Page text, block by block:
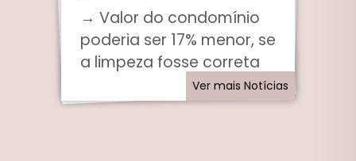
→ Valor do condomínio
poderia ser 17% menor, se
a limpeza fosse correta
Ver mais Notícias